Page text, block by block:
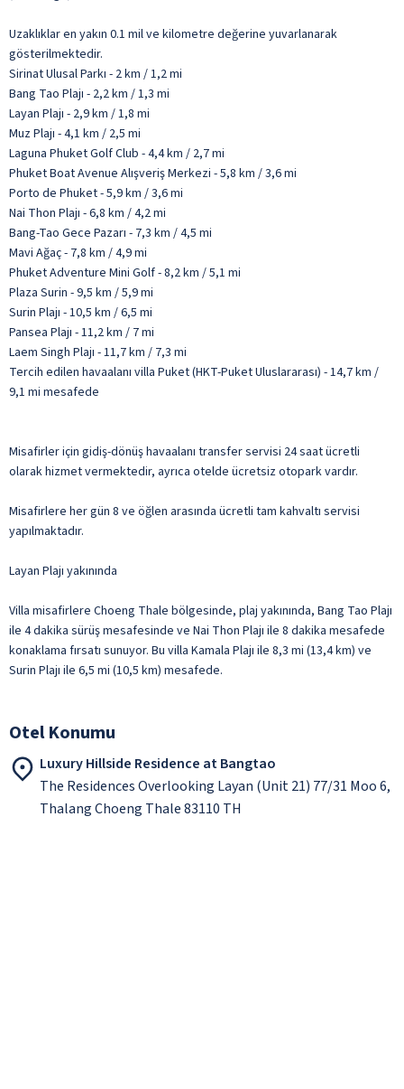
Uzaklıklar en yakın 0.1 mil ve kilometre değerine yuvarlanarak
gösterilmektedir.
Sirinat Ulusal Parkı - 2 km / 1,2 mi
Bang Tao Plajı - 2,2 km / 1,3 mi
Layan Plajı - 2,9 km / 1,8 mi
Muz Plajı - 4,1 km / 2,5 mi
Laguna Phuket Golf Club - 4,4 km / 2,7 mi
Phuket Boat Avenue Alışveriş Merkezi - 5,8 km / 3,6 mi
Porto de Phuket - 5,9 km / 3,6 mi
Nai Thon Plajı - 6,8 km / 4,2 mi
Bang-Tao Gece Pazarı - 7,3 km / 4,5 mi
Mavi Ağaç - 7,8 km / 4,9 mi
Phuket Adventure Mini Golf - 8,2 km / 5,1 mi
Plaza Surin - 9,5 km / 5,9 mi
Surin Plajı - 10,5 km / 6,5 mi
Pansea Plajı - 11,2 km / 7 mi
Laem Singh Plajı - 11,7 km / 7,3 mi
Tercih edilen havaalanı villa Puket (HKT-Puket Uluslararası) - 14,7 km /
9,1 mi mesafede
Misafirler için gidiş-dönüş havaalanı transfer servisi 24 saat ücretli
olarak hizmet vermektedir, ayrıca otelde ücretsiz otopark vardır.
Misafirlere her gün 8 ve öğlen arasında ücretli tam kahvaltı servisi
yapılmaktadır.
Layan Plajı yakınında
Villa misafirlere Choeng Thale bölgesinde, plaj yakınında, Bang Tao Plajı
ile 4 dakika sürüş mesafesinde ve Nai Thon Plajı ile 8 dakika mesafede
konaklama fırsatı sunuyor. Bu villa Kamala Plajı ile 8,3 mi (13,4 km) ve
Surin Plajı ile 6,5 mi (10,5 km) mesafede.
Otel Konumu
Luxury Hillside Residence at Bangtao
The Residences Overlooking Layan (Unit 21) 77/31 Moo 6,
Thalang Choeng Thale 83110 TH